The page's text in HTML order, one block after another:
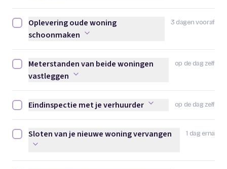
3 dagen vooraf
Oplevering oude woning schoonmaken afvinken
Oplevering oude woning
schoonmaken
op de dag zelf
Meterstanden van beide woningen vastleggen afvinken
Meterstanden van beide woningen
vastleggen
op de dag zelf
Eindinspectie met je verhuurder afvinken
Eindinspectie met je verhuurder
1 dag erna
Sloten van je nieuwe woning vervangen afvinken
Sloten van je nieuwe woning vervangen